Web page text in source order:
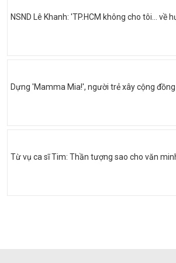
NSND Lê Khanh: 'TP.HCM không cho tôi… về
Dựng 'Mamma Mia!', người trẻ xây cộng
Từ vụ ca sĩ Tim: Thần tượng sao cho văn